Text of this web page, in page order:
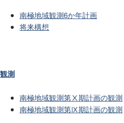
南極地域観測6か年計画
将来構想
観測
南極地域観測第Ⅹ期計画の観測
南極地域観測第Ⅸ期計画の観測